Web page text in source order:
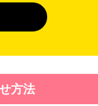
託された先への納
れる場合の事項
信および効果測定・
方法